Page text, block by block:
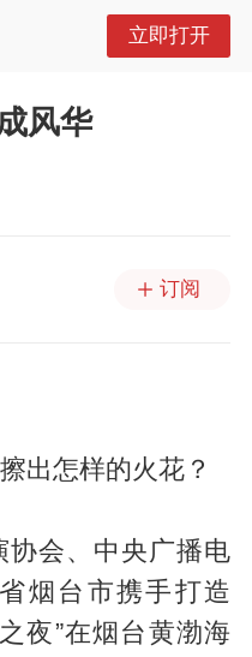
立即打开
风华
订阅
出怎样的火花？
协会、中央广播电
烟台市携手打造
夜”在烟台黄渤海